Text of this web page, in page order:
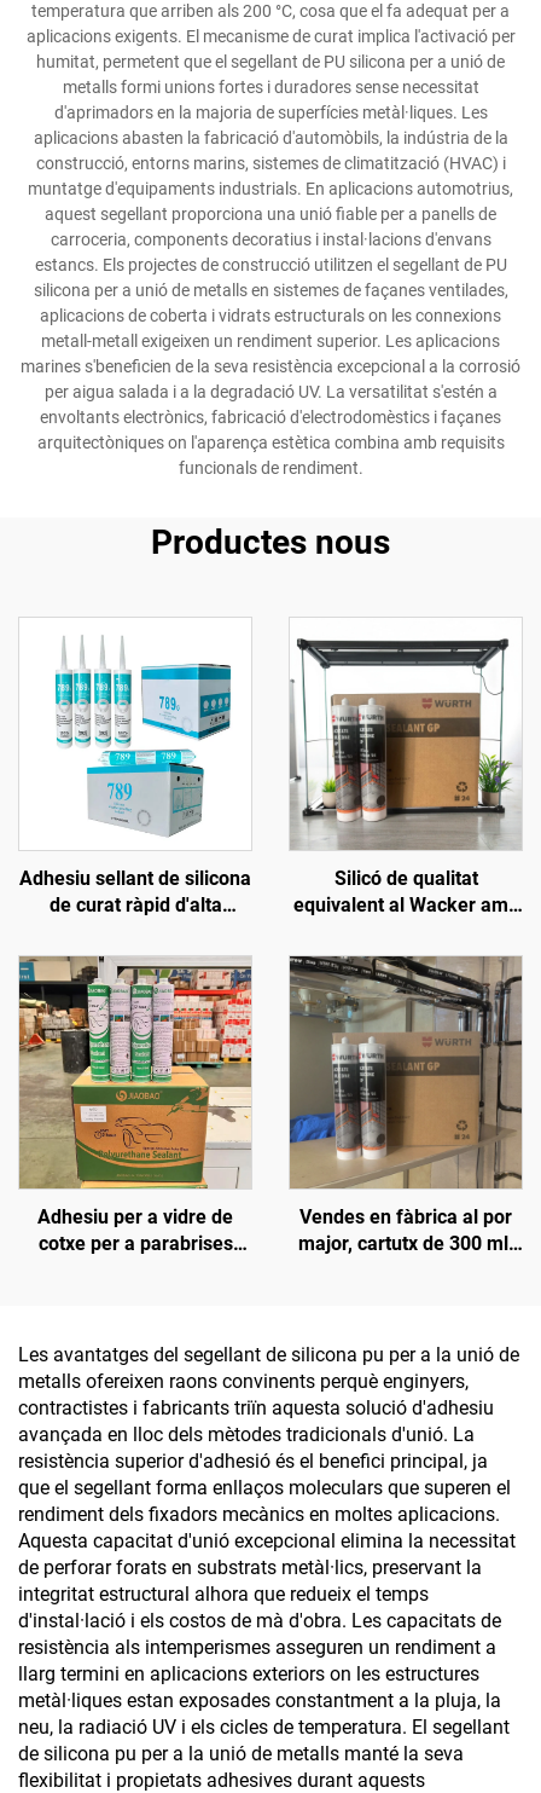
temperatura que arriben als 200 °C, cosa que el fa adequat per a
aplicacions exigents. El mecanisme de curat implica l'activació per
humitat, permetent que el segellant de PU silicona per a unió de
metalls formi unions fortes i duradores sense necessitat
d'aprimadors en la majoria de superfícies metàl·liques. Les
aplicacions abasten la fabricació d'automòbils, la indústria de la
construcció, entorns marins, sistemes de climatització (HVAC) i
muntatge d'equipaments industrials. En aplicacions automotrius,
aquest segellant proporciona una unió fiable per a panells de
carroceria, components decoratius i instal·lacions d'envans
estancs. Els projectes de construcció utilitzen el segellant de PU
silicona per a unió de metalls en sistemes de façanes ventilades,
aplicacions de coberta i vidrats estructurals on les connexions
metall-metall exigeixen un rendiment superior. Les aplicacions
marines s'beneficien de la seva resistència excepcional a la corrosió
per aigua salada i a la degradació UV. La versatilitat s'estén a
envoltants electrònics, fabricació d'electrodomèstics i façanes
arquitectòniques on l'aparença estètica combina amb requisits
funcionals de rendiment.
Productes nous
Adhesiu sellant de silicona
de curat ràpid d'alta
intempèries, neutre, d'ús
general, 100% de silicona
Silicó de qualitat
equivalent al Wacker amb
temperatures,
impermeable, clar i blanc
Adhesiu per a vidre de
cotxe per a parabrises
d'aigua, poliuretà fort,
negre
Vendes en fàbrica al por
major, cartutx de 300 ml,
antimoquil per a la
construcció
Les avantatges del segellant de silicona pu per a la unió de
metalls ofereixen raons convinents perquè enginyers,
contractistes i fabricants triïn aquesta solució d'adhesiu
avançada en lloc dels mètodes tradicionals d'unió. La
resistència superior d'adhesió és el benefici principal, ja
que el segellant forma enllaços moleculars que superen el
rendiment dels fixadors mecànics en moltes aplicacions.
Aquesta capacitat d'unió excepcional elimina la necessitat
de perforar forats en substrats metàl·lics, preservant la
integritat estructural alhora que redueix el temps
d'instal·lació i els costos de mà d'obra. Les capacitats de
resistència als intemperismes asseguren un rendiment a
llarg termini en aplicacions exteriors on les estructures
metàl·liques estan exposades constantment a la pluja, la
neu, la radiació UV i els cicles de temperatura. El segellant
de silicona pu per a la unió de metalls manté la seva
flexibilitat i propietats adhesives durant aquests